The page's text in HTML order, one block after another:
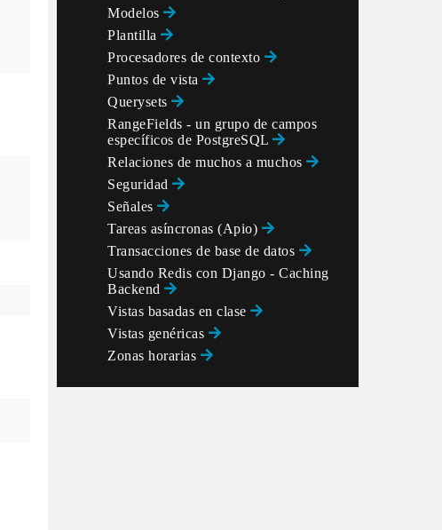
Modelos
Plantilla
Procesadores de contexto
Puntos de vista
Querysets
RangeFields - un grupo de campos
específicos de PostgreSQL
Relaciones de muchos a muchos
Seguridad
Señales
Tareas asíncronas (Apio)
Transacciones de base de datos
Usando Redis con Django - Caching
Backend
Vistas basadas en clase
Vistas genéricas
Zonas horarias